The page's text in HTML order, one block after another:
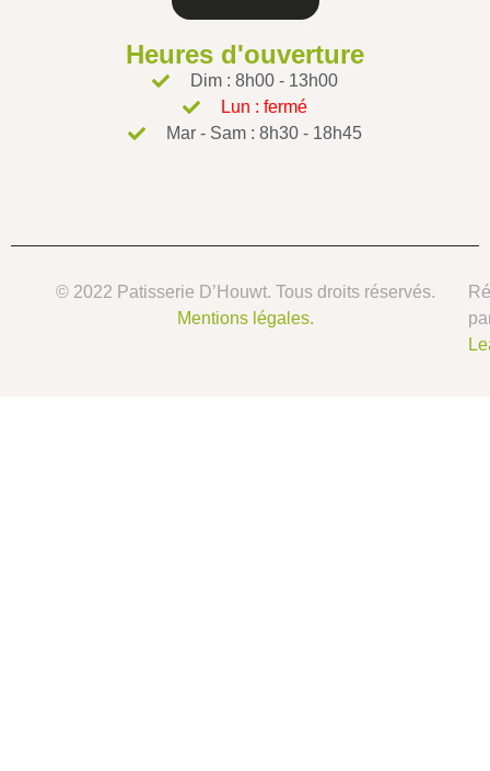
Heures d'ouverture
Dim : 8h00 - 13h00
Lun : fermé
Mar - Sam : 8h30 - 18h45
© 2022 Patisserie D’Houwt. Tous droits réservés.
Mentions légales.